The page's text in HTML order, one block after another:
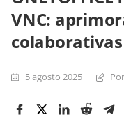
VNC:
colaborativas
5 agosto 2025